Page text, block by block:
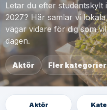
Letar du efter
2027? Här samlar vi
vägar vidare för dig som
dagen.
Aktör Fler kategorier
Aktör